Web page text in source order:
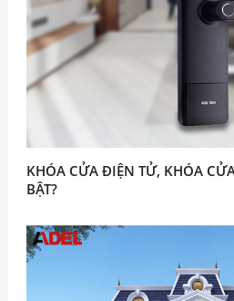
KHÓA CỬA ĐIỆN TỬ, KHÓA
BẬT?